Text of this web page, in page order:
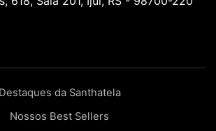
Destaques da Santhatela
Nossos Best Sellers